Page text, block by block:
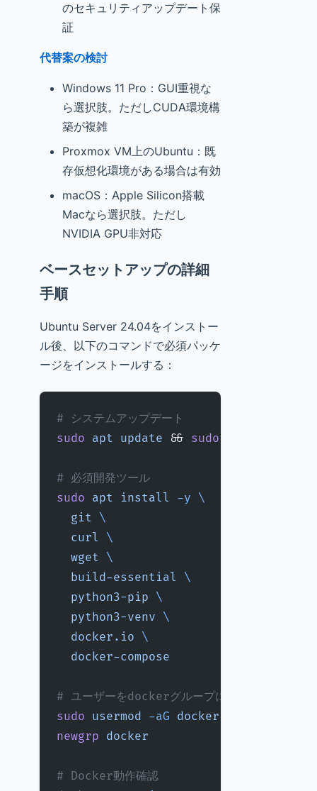
のセキュリティアップデート保
証
代替案の検討
Windows 11 Pro：GUI重視な
ら選択肢。ただしCUDA環境構
築が複雑
Proxmox VM上のUbuntu：既
存仮想化環境がある場合は有効
macOS：Apple Silicon搭載
Macなら選択肢。ただし
NVIDIA GPU非対応
ベースセットアップの詳細
手順
Ubuntu Server 24.04をインストー
ル後、以下のコマンドで必須パッケ
ージをインストールする：
# システムアップデート
sudo apt update && sudo
# 必須開発ツール
sudo apt install -y \
  git
\
  curl
\
  wget
\
  build-essential
\
  python3-pip
\
  python3-venv
\
  docker.io
\
  docker-compose
# ユーザーをdockerグループに追加（sudoなし
sudo usermod -aG docker
newgrp docker
# Docker動作確認